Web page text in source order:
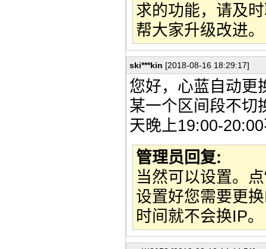
求的功能，请及
帮大家升级改进。
ski***kin [2018-08-16 18:29:17]
您好，心蓝自动更
某一个区间段不切
天晚上19:00-
管理员回复:
当然可以设置。
设置好您需要更
时间就不会换IP。